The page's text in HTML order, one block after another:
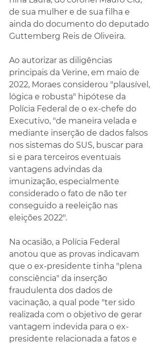
de sua mulher e de sua filha e
ainda do documento do deputado
Guttemberg Reis de Oliveira.
Ao autorizar as diligências
principais da Verine, em maio de
2022, Moraes considerou "plausível,
lógica e robusta" hipótese da
Polícia Federal de o ex-chefe do
Executivo, "de maneira velada e
mediante inserção de dados falsos
nos sistemas do SUS, buscar para
si e para terceiros eventuais
vantagens advindas da
imunização, especialmente
considerado o fato de não ter
conseguido a reeleição nas
eleições 2022".
Na ocasião, a Polícia Federal
anotou que as provas indicavam
que o ex-presidente tinha "plena
consciência" da inserção
fraudulenta dos dados de
vacinação, a qual pode "ter sido
realizada com o objetivo de gerar
vantagem indevida para o ex-
presidente relacionada a fatos e